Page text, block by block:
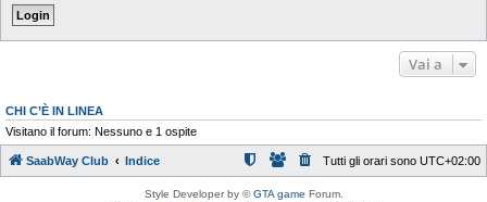
Vai a
CHI C’È IN LINEA
Visitano il forum: Nessuno e 1 ospite
SaabWay Club Indice Tutti gli orari sono UTC+02:00
Style Developer by ©GTA game Forum.